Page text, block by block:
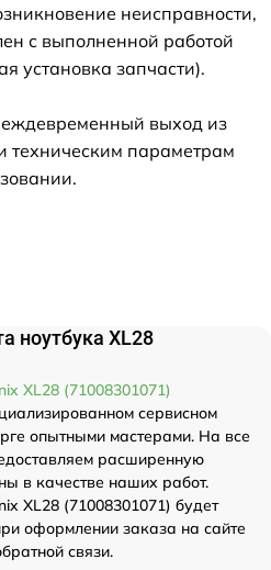
неисправности,
с выполненной работой
установка запчасти).
выход из
техническим параметрам
ноутбука XL28
XL28 (71008301071)
сервисном
опытными мастерами. На все
расширенную
в качестве наших работ.
XL28 (71008301071) будет
оформлении заказа на сайте
связи.